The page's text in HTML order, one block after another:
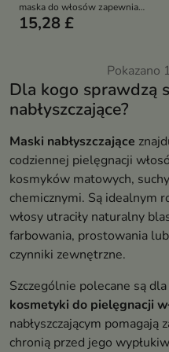
maska do włosów zapewnia
efekt tafli bez obciążenia dzięki
15,28 £
Pokazano
Dla kogo sprawdzą
nabłyszczające?
Maski nabłyszczające
codziennej pielęgnacji
kosmyków matowych,
chemicznymi. Są idealnym
włosy utraciły naturalny
farbowania, prostowania
czynniki zewnętrzne.
Szczególnie polecane są
kosmetyki do pielęgnacji
nabłyszczającym
chronią przed jego